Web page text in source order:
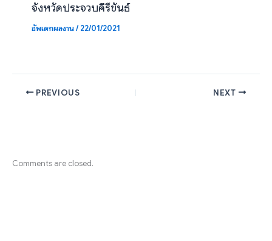
จังหวัดประจวบคีรีขันธ์
อัพเดทผลงาน/22/01/2021
PREVIOUS NEXT
Comments are closed.